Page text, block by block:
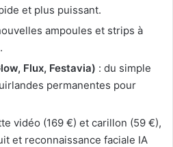
et plus puissant.
ampoules et strips à
Flux, Festavia) : du simple
permanentes pour
vidéo (169 €) et carillon (59 €),
et reconnaissance faciale IA